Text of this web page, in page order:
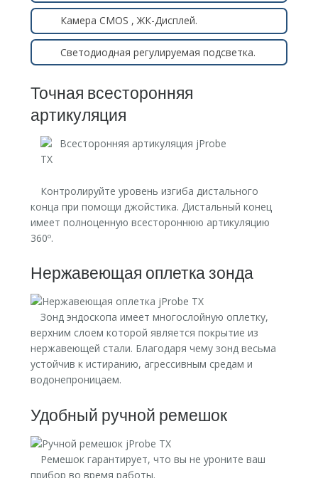
Камера CMOS , ЖК-Дисплей.
Светодиодная регулируемая подсветка.
Точная всесторонняя
артикуляция
Контролируйте уровень изгиба дистального
конца при помощи джойстика. Дистальный конец
имеет полноценную всестороннюю артикуляцию
360º.
Нержавеющая оплетка зонда
Зонд эндоскопа имеет многослойную оплетку,
верхним слоем которой является покрытие из
нержавеющей стали. Благодаря чему зонд весьма
устойчив к истиранию, агрессивным средам и
водонепроницаем.
Удобный ручной ремешок
Ремешок гарантирует, что вы не уроните ваш
прибор во время работы.